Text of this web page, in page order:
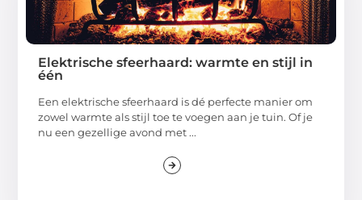
Elektrische sfeerhaard: warmte en stijl in
één
Een elektrische sfeerhaard is dé perfecte manier om
zowel warmte als stijl toe te voegen aan je tuin. Of je
nu een gezellige avond met ...